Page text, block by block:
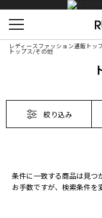
レディースファッション通販トッ
トップス/その他
絞り込み
条件に一致する商品は見つ
お手数ですが、検索条件を